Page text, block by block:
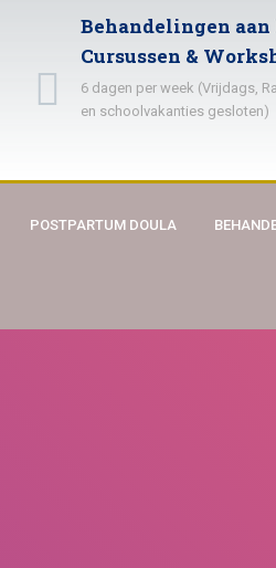
Behandelingen aan
Cursussen &
6 dagen per week (Vrijdags,
en schoolvakanties gesloten)
POSTPARTUM DOULA